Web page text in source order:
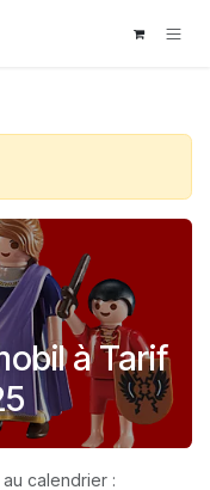
à Tarif
calendrier :